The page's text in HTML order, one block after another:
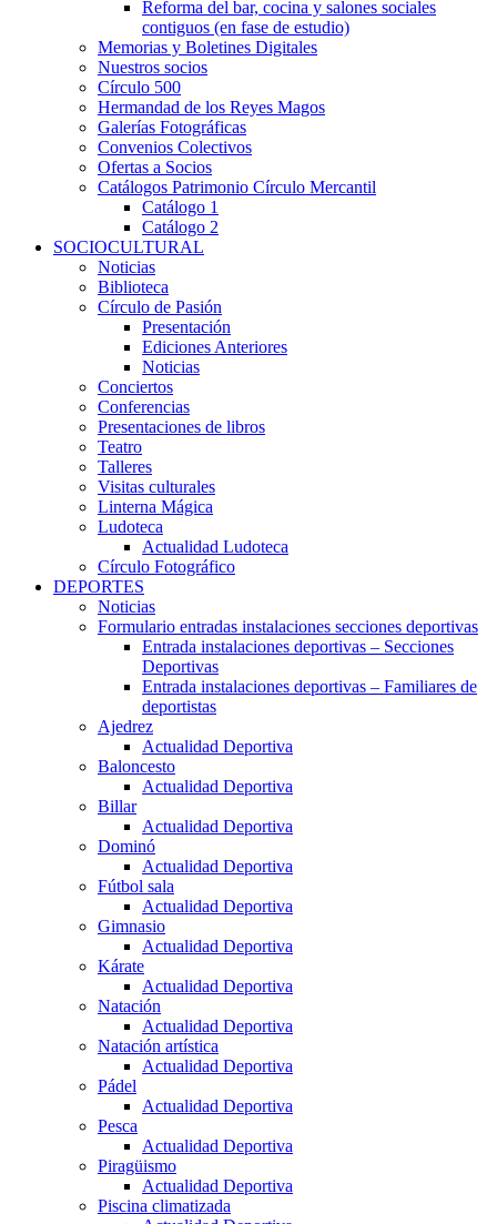
Reforma del bar, cocina y salones sociales
contiguos (en fase de estudio)
Memorias y Boletines Digitales
Nuestros socios
Círculo 500
Hermandad de los Reyes Magos
Galerías Fotográficas
Convenios Colectivos
Ofertas a Socios
Catálogos Patrimonio Círculo Mercantil
Catálogo 1
Catálogo 2
SOCIOCULTURAL
Noticias
Biblioteca
Círculo de Pasión
Presentación
Ediciones Anteriores
Noticias
Conciertos
Conferencias
Presentaciones de libros
Teatro
Talleres
Visitas culturales
Linterna Mágica
Ludoteca
Actualidad Ludoteca
Círculo Fotográfico
DEPORTES
Noticias
Formulario entradas instalaciones secciones deportivas
Entrada instalaciones deportivas – Secciones
Deportivas
Entrada instalaciones deportivas – Familiares de
deportistas
Ajedrez
Actualidad Deportiva
Baloncesto
Actualidad Deportiva
Billar
Actualidad Deportiva
Dominó
Actualidad Deportiva
Fútbol sala
Actualidad Deportiva
Gimnasio
Actualidad Deportiva
Kárate
Actualidad Deportiva
Natación
Actualidad Deportiva
Natación artística
Actualidad Deportiva
Pádel
Actualidad Deportiva
Pesca
Actualidad Deportiva
Piragüismo
Actualidad Deportiva
Piscina climatizada